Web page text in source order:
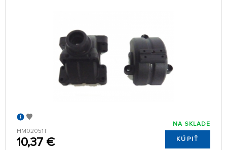
HM02051T
10,37 €
NA SKLADE
KÚPIŤ